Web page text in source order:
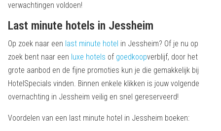
verwachtingen voldoen!
Last minute hotels in Jessheim
Op zoek naar een last minute hotel in Jessheim? Of je nu op
zoek bent naar een luxe hotels of goedkoopverblijf, door het
grote aanbod en de fijne promoties kun je die gemakkelijk bij
HotelSpecials vinden. Binnen enkele klikken is jouw volgende
overnachting in Jessheim veilig en snel gereserveerd!
Voordelen van een last minute hotel in Jessheim boeken: